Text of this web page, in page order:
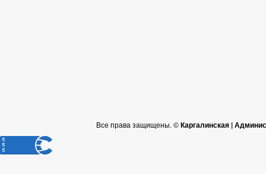
Все права защищены. ©Каргалинская |